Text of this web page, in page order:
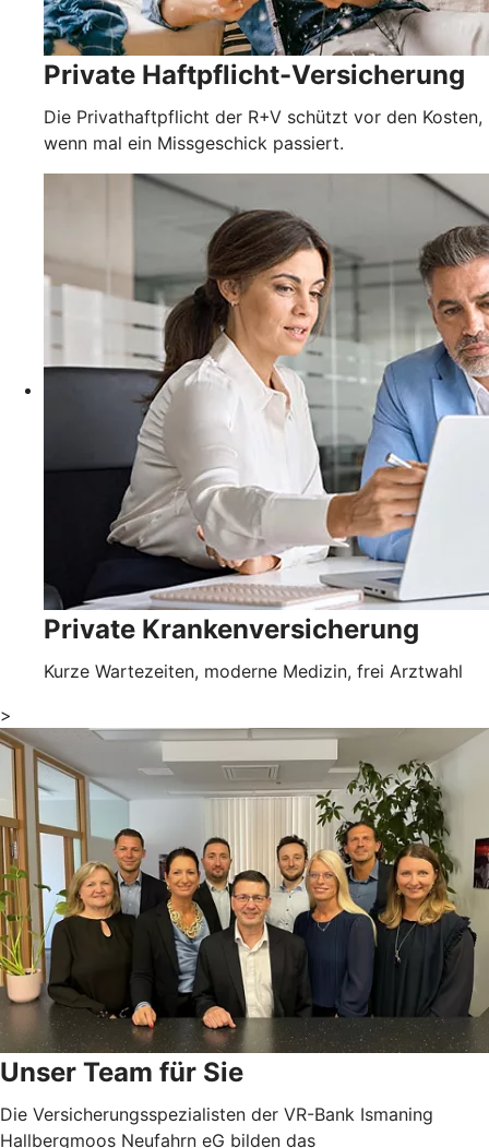
Private Haftpflicht-Versicherung
Die Privathaftpflicht der R+V schützt vor den Kosten,
wenn mal ein Missgeschick passiert.
Private Krankenversicherung
Kurze Wartezeiten, moderne Medizin, frei Arztwahl
>
Unser Team für Sie
Die Versicherungsspezialisten der VR-Bank Ismaning
Hallbergmoos Neufahrn eG bilden das